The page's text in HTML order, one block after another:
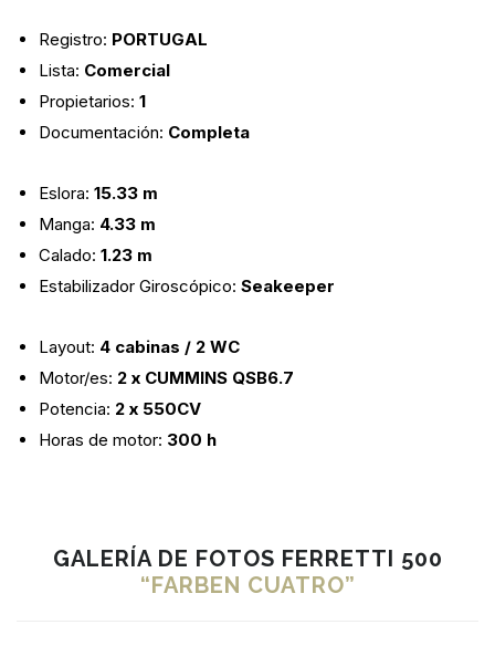
Registro: PORTUGAL
Lista: Comercial
Propietarios: 1
Documentación: Completa
Eslora: 15.33 m
Manga: 4.33 m
Calado: 1.23 m
Estabilizador Giroscópico: Seakeeper
Layout: 4 cabinas / 2 WC
Motor/es: 2 x CUMMINS QSB6.7
Potencia: 2 x 550CV
Horas de motor: 300 h
GALERÍA DE FOTOS FERRETTI 500
“FARBEN CUATRO”